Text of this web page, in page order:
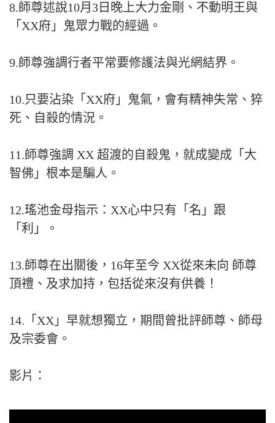
8.師尊述說10月3日晚上大力金剛、不動明王與
「XX府」鬼眾力戰的經過。
9.師尊強調行者平常要修護法與光網結界。
10.只要沾染「XX府」鬼氣，會有精神失常、猝
死、自殺的情況。
11.師尊強調 XX 超渡的自殺鬼，就成變成「大
智佛」根本是騙人。
12.瑤池金母指示：XX心中只有「名」跟
「利」。
13.師尊在出關後，16年至今 XX從來未向 師尊
頂禮、及求加持，包括從來沒有供養！
14.「XX」早就想獨立，期間曾批評師尊、師母
及宗委會。
影片：